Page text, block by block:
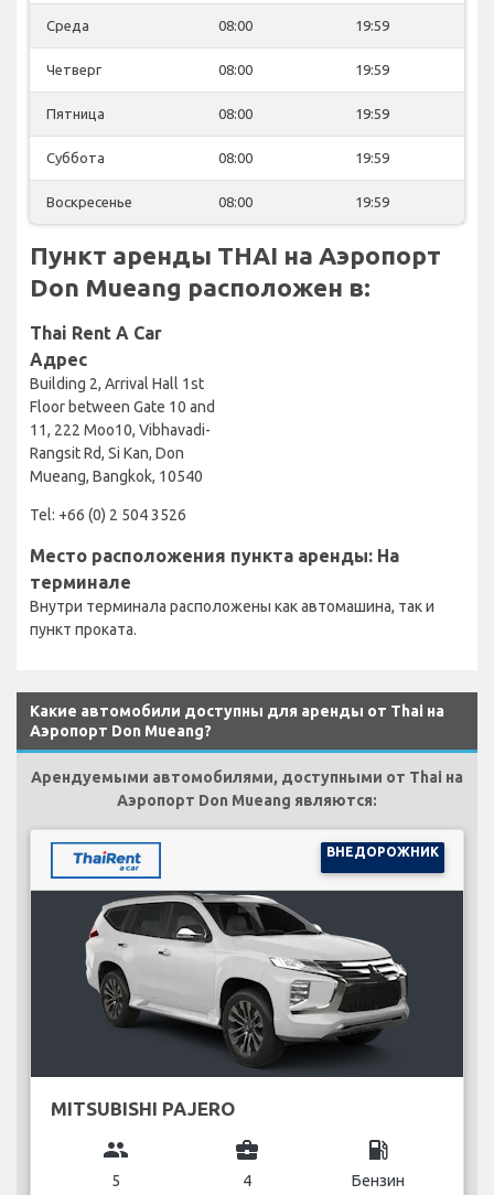
Среда 08:00 19:59
Четверг 08:00 19:59
Пятница 08:00 19:59
Суббота 08:00 19:59
Воскресенье 08:00 19:59
Пункт аренды THAI на Аэропорт
Don Mueang расположен в:
Thai Rent A Car
Адрес
Building 2, Arrival Hall 1st
Floor between Gate 10 and
11, 222 Moo10, Vibhavadi-
Rangsit Rd, Si Kan, Don
Mueang, Bangkok, 10540
Tel: +66 (0) 2 504 3526
Место расположения пункта аренды: На
терминале
Внутри терминала расположены как автомашина, так и
пункт проката.
Какие автомобили доступны для аренды от Thai на
Аэропорт Don Mueang?
Арендуемыми автомобилями, доступными от Thai на
Аэропорт Don Mueang являются:
ВНЕДОРОЖНИК
MITSUBISHI PAJERO
group
5
business_center
4
local_gas_station
Бензин